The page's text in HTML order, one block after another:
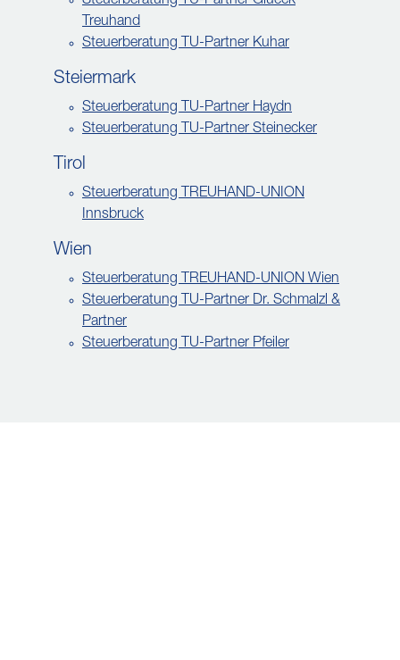
Treuhand
Steuerberatung TU-Partner Kuhar
Steiermark
Steuerberatung TU-Partner Haydn
Steuerberatung TU-Partner Steinecker
Tirol
Steuerberatung TREUHAND-UNION
Innsbruck
Wien
Steuerberatung TREUHAND-UNION Wien
Steuerberatung TU-Partner Dr. Schmalzl &
Partner
Steuerberatung TU-Partner Pfeiler